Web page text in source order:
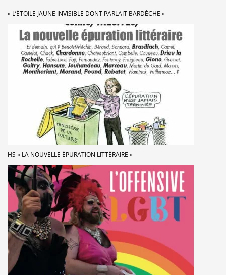
« L’ÉTOILE JAUNE INVISIBLE DONT PARLAIT BARDÈCHE »
HS « LA NOUVELLE ÉPURATION LITTÉRAIRE »